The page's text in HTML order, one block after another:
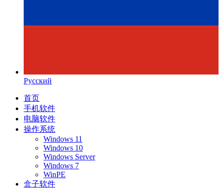
Русский
首页
手机软件
电脑软件
操作系统
Windows 11
Windows 10
Windows Server
Windows 7
WinPE
盒子软件